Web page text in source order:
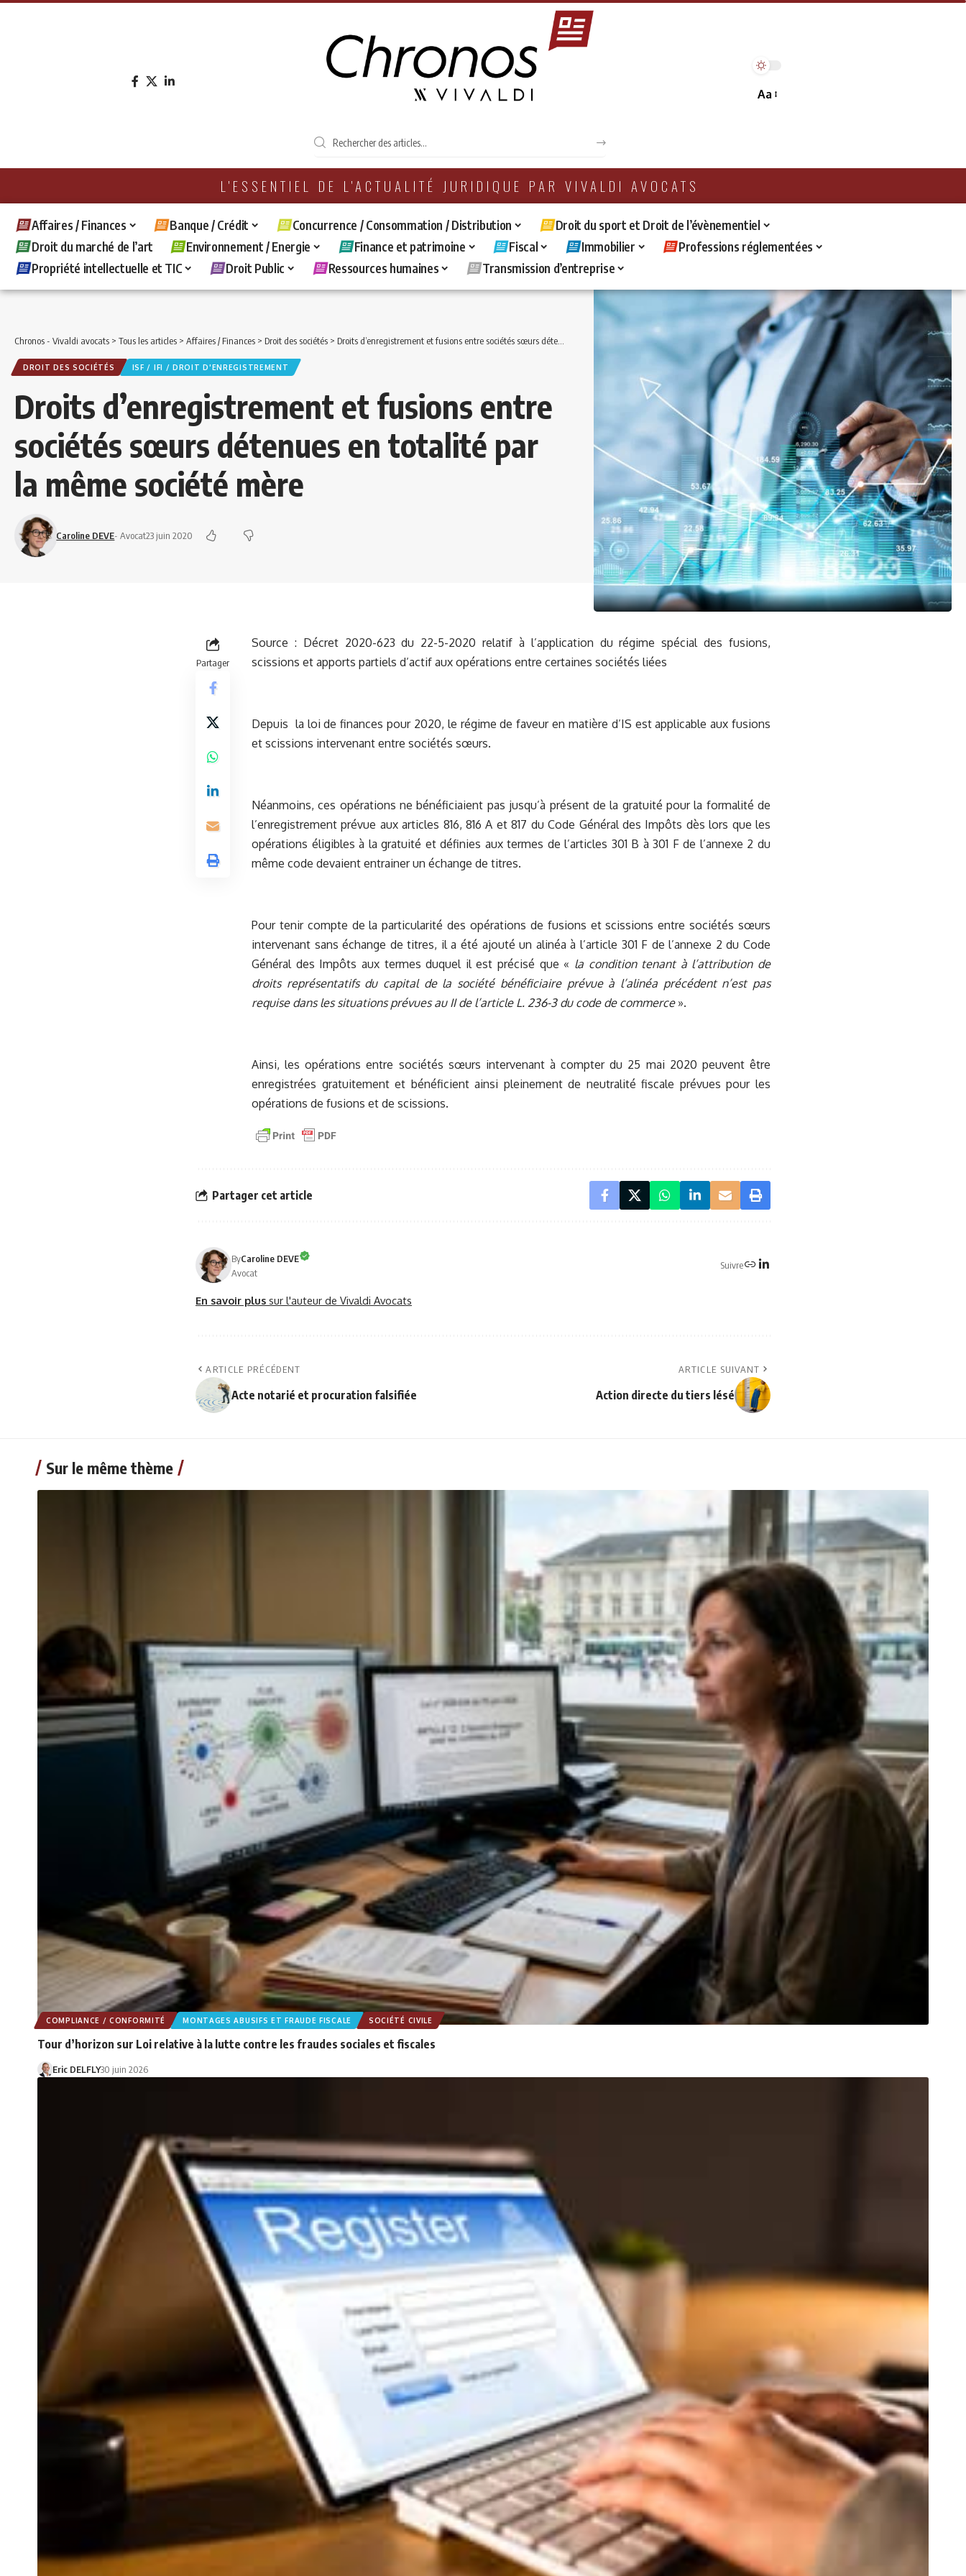
Aa
L'ESSENTIEL DE L'ACTUALITÉ JURIDIQUE PAR VIVALDI AVOCATS
Affaires / Finances Banque / Crédit Concurrence / Consommation / Distribution
Droit du sport et Droit de l’évènementiel
Droit du marché de l’art
Environnement / Energie Finance et patrimoine Fiscal Immobilier
Professions réglementées
Propriété intellectuelle et TIC
Droit Public Ressources humaines Transmission d’entreprise
Chronos - Vivaldi avocats > Tous les articles > Affaires / Finances > Droit des sociétés > Droits d’enregistrement et fusions entre sociétés sœurs détenues en totalité par la même société mère
DROIT DES SOCIÉTÉS ISF / IFI / DROIT D'ENREGISTREMENT
Droits d’enregistrement et fusions entre
sociétés sœurs détenues en totalité par
la même société mère
Caroline DEVE- Avocat23 juin 2020
Partager
Source : Décret 2020-623 du 22-5-2020 relatif à l’application du régime spécial des fusions,
scissions et apports partiels d’actif aux opérations entre certaines sociétés liées
Depuis la loi de finances pour 2020, le régime de faveur en matière d’IS est applicable aux fusions
et scissions intervenant entre sociétés sœurs.
Néanmoins, ces opérations ne bénéficiaient pas jusqu’à présent de la gratuité pour la formalité de
l’enregistrement prévue aux articles 816, 816 A et 817 du Code Général des Impôts dès lors que les
opérations éligibles à la gratuité et définies aux termes de l’articles 301 B à 301 F de l’annexe 2 du
même code devaient entrainer un échange de titres.
Pour tenir compte de la particularité des opérations de fusions et scissions entre sociétés sœurs
intervenant sans échange de titres, il a été ajouté un alinéa à l’article 301 F de l’annexe 2 du Code
Général des Impôts aux termes duquel il est précisé que « la condition tenant à l’attribution de
droits représentatifs du capital de la société bénéficiaire prévue à l’alinéa précédent n’est pas
requise dans les situations prévues au II de l’article L. 236-3 du code de commerce».
Ainsi, les opérations entre sociétés sœurs intervenant à compter du 25 mai 2020 peuvent être
enregistrées gratuitement et bénéficient ainsi pleinement de neutralité fiscale prévues pour les
opérations de fusions et de scissions.
Partager cet article
ByCaroline DEVE
Avocat
Suivre
En savoir plus sur l'auteur de Vivaldi Avocats
ARTICLE PRÉCÉDENT
Acte notarié et procuration falsifiée
ARTICLE SUIVANT
Action directe du tiers lésé
Sur le même thème
COMPLIANCE / CONFORMITÉ MONTAGES ABUSIFS ET FRAUDE FISCALE SOCIÉTÉ CIVILE
Tour d’horizon sur Loi relative à la lutte contre les fraudes sociales et fiscales
Eric DELFLY30 juin 2026